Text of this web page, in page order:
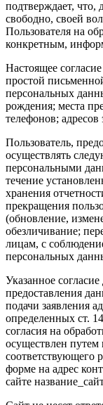
подтверждает, что,
свободно, своей
Пользователя на
конкретным,
Настоящее
простой
персональных
рождения; места
телефонов;
Пользователь,
осуществлять
персональными
течение
хранения
прекращения
(обновление,
обезличивание;
лицам, с
персональных
Указанное
предоставления
подачи заявления
определенных ст.
согласия на
осуществлен путем
соответствующего
форме на адрес
сайте